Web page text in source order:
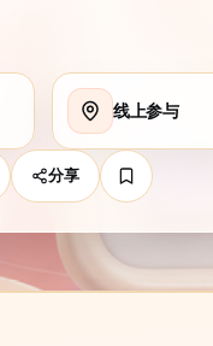
线上参与
分享